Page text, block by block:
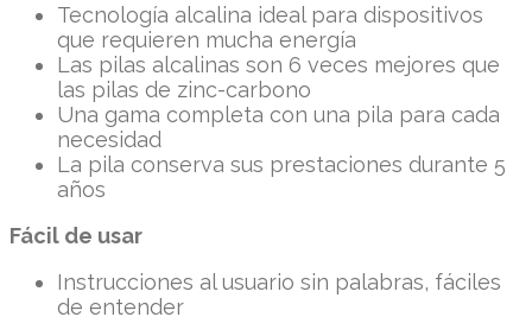
Tecnología alcalina ideal para dispositivos
que requieren mucha energía
Las pilas alcalinas son 6 veces mejores que
las pilas de zinc-carbono
Una gama completa con una pila para cada
necesidad
La pila conserva sus prestaciones durante 5
años
Fácil de usar
Instrucciones al usuario sin palabras, fáciles
de entender